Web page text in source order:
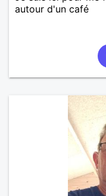
autour d'un café